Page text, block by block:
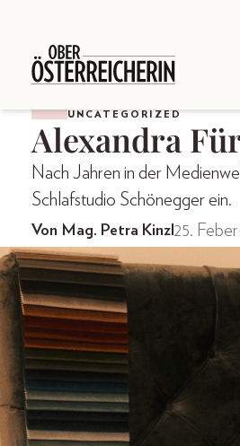
UNCATEGORIZED
Alexandra
Nach Jahren in der
Schlafstudio Schönegger ein.
Von Mag. Petra Kinzl 25.